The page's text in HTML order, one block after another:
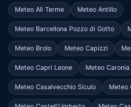
Meteo Alì Terme Meteo Antillo
Meteo Barcellona Pozzo di Gotto
Meteo Brolo Meteo Capizzi
Meteo Capri Leone Meteo Caronia
Meteo Casalvecchio Siculo Meteo